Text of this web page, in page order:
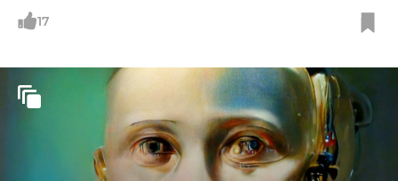
요? 챗GPT로부터 나의 저작권은 어떻게 보호받을 수 있을까?테크 전문 변
저작권협회처럼 초거대AI와 협상해 저작료 받는 단체들이 생길 것”이라고
말합니다. “우리가 콘텐츠를 올리면 연금처럼 오픈AI로부터 매달 저작료
를 받는 수익배분 시스템이 나올 것”이라는 설명입니다.※챗GPT 릴레이
인터뷰에 관심부탁드립니다. 라인업 : 김지현 SKT 부사장, 배순민 KT AI2
XL 연구소장, 구태언 법무법인 린 변호사, 오순영 KB금융 AI센터장, 남세
동 보이저엑스 대표, 박성현 리
17